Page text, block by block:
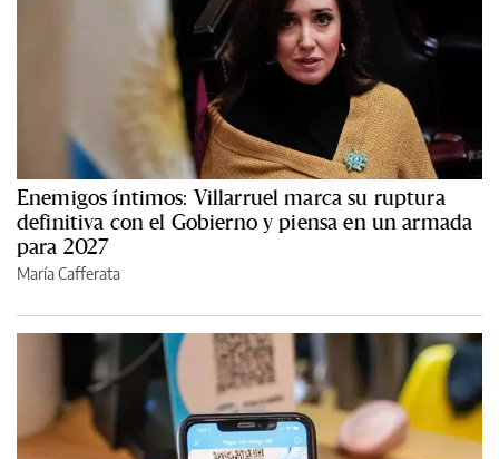
Enemigos íntimos: Villarruel marca su ruptura
definitiva con el Gobierno y piensa en un armada
para 2027
María Cafferata